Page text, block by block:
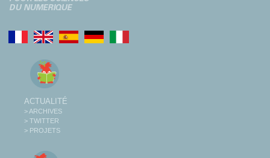
ACTUALITÉ
> ARCHIVES
> TWITTER
> PROJETS